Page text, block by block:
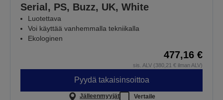
Serial, PS, Buzz, UK, White
Luotettava
Voi käyttää vanhemmalla tekniikalla
Ekologinen
477,16 €
sis. ALV (380,21 € ilman ALV)
Pyydä takaisinsoittoa
Jälleenmyyjät Vertaile